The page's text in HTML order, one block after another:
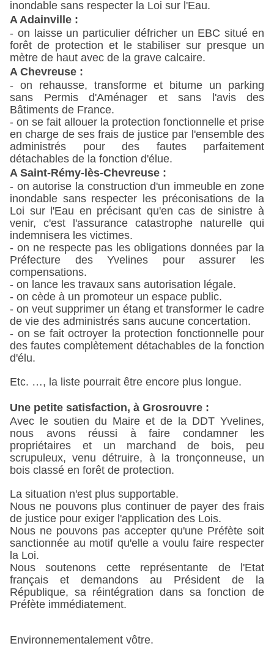
inondable sans respecter la Loi sur l'Eau.
A Adainville :
- on laisse un particulier défricher un EBC situé en
forêt de protection et le stabiliser sur presque un
mètre de haut avec de la grave calcaire.
A Chevreuse :
- on rehausse, transforme et bitume un parking
sans Permis d'Aménager et sans l'avis des
Bâtiments de France.
- on se fait allouer la protection fonctionnelle et prise
en charge de ses frais de justice par l'ensemble des
administrés pour des fautes parfaitement
détachables de la fonction d'élue.
A Saint-Rémy-lès-Chevreuse :
- on autorise la construction d'un immeuble en zone
inondable sans respecter les préconisations de la
Loi sur l'Eau en précisant qu'en cas de sinistre à
venir, c'est l'assurance catastrophe naturelle qui
indemnisera les victimes.
- on ne respecte pas les obligations données par la
Préfecture des Yvelines pour assurer les
compensations.
- on lance les travaux sans autorisation légale.
- on cède à un promoteur un espace public.
- on veut supprimer un étang et transformer le cadre
de vie des administrés sans aucune concertation.
- on se fait octroyer la protection fonctionnelle pour
des fautes complètement détachables de la fonction
d'élu.
Etc. …, la liste pourrait être encore plus longue.
Une petite satisfaction, à Grosrouvre :
Avec le soutien du Maire et de la DDT Yvelines,
nous avons réussi à faire condamner les
propriétaires et un marchand de bois, peu
scrupuleux, venu détruire, à la tronçonneuse, un
bois classé en forêt de protection.
La situation n'est plus supportable.
Nous ne pouvons plus continuer de payer des frais
de justice pour exiger l'application des Lois.
Nous ne pouvons pas accepter qu'une Préfète soit
sanctionnée au motif qu'elle a voulu faire respecter
la Loi.
Nous soutenons cette représentante de l'Etat
français et demandons au Président de la
République, sa réintégration dans sa fonction de
Préfète immédiatement.
Environnementalement vôtre.